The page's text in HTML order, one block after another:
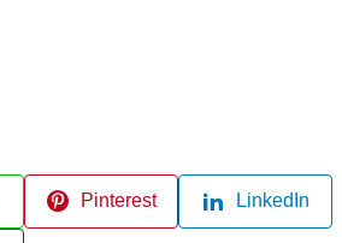
Pinterest LinkedIn